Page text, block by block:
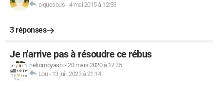
piquesous -4 mai 2015 à 12:55
3 réponses
Je n'arrive pas à résoudre ce rébus
nekomoyashi -20 mars 2020 à 17:35
Lou- 13 juil. 2023 à 21:14